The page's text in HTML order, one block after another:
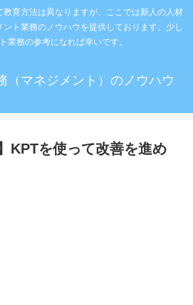
育方法は異なりますが、ここでは新人の人材
ト業務のノウハウを提供しております。少し
業務の参考になれば幸いです。
（マネジメント）のノウハウ
KPTを使って改善を進め